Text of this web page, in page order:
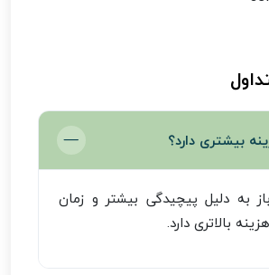
بیشتری دارد؟
به دلیل پیچیدگی بیشتر و زمان
بالاتری دارد.